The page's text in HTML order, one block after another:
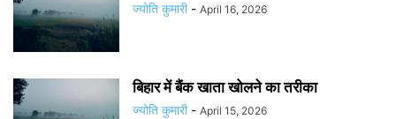
ज्योति कुमारी - April 16, 2026
बिहार में बैंक खाता खोलने का तरीका
ज्योति कुमारी - April 15, 2026